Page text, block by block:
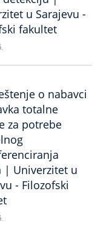
u Sarajevu -
fakultet
o nabavci
totalne
za potrebe
| Univerzitet u
- Filozofski